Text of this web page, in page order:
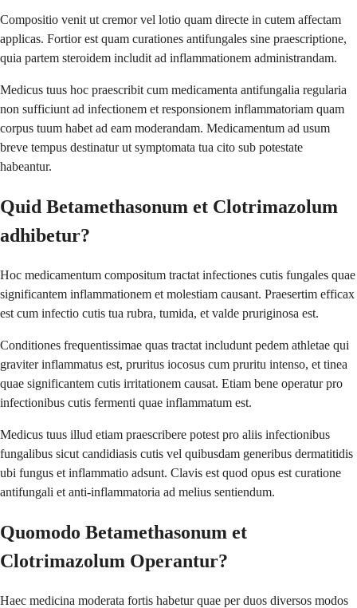
Compositio venit ut cremor vel lotio quam directe in cutem affectam
applicas. Fortior est quam curationes antifungales sine praescriptione,
quia partem steroidem includit ad inflammationem administrandam.
Medicus tuus hoc praescribit cum medicamenta antifungalia regularia
non sufficiunt ad infectionem et responsionem inflammatoriam quam
corpus tuum habet ad eam moderandam. Medicamentum ad usum
breve tempus destinatur ut symptomata tua cito sub potestate
habeantur.
Quid Betamethasonum et Clotrimazolum
adhibetur?
Hoc medicamentum compositum tractat infectiones cutis fungales quae
significantem inflammationem et molestiam causant. Praesertim efficax
est cum infectio cutis tua rubra, tumida, et valde pruriginosa est.
Conditiones frequentissimae quas tractat includunt pedem athletae qui
graviter inflammatus est, pruritus iocosus cum pruritu intenso, et tinea
quae significantem cutis irritationem causat. Etiam bene operatur pro
infectionibus cutis fermenti quae inflammatum est.
Medicus tuus illud etiam praescribere potest pro aliis infectionibus
fungalibus sicut candidiasis cutis vel quibusdam generibus dermatitidis
ubi fungus et inflammatio adsunt. Clavis est quod opus est curatione
antifungali et anti-inflammatoria ad melius sentiendum.
Quomodo Betamethasonum et
Clotrimazolum Operantur?
Haec medicina moderata fortis habetur quae per duos diversos modos